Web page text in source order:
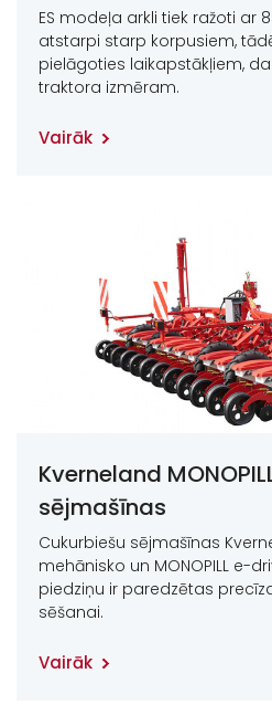
ES modeļa arkli tiek ražoti ar
atstarpi starp korpusiem,
pielāgoties laikapstākļiem,
traktora izmēram.
Vairāk
Kverneland
sējmašīnas
Cukurbiešu sējmašīnas
mehānisko un MONOPILL e-
piedziņu ir paredzētas
sēšanai.
Vairāk